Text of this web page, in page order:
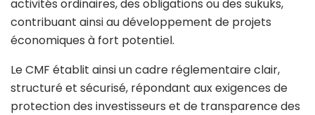
activités ordinaires, des obligations ou des sukuks,
contribuant ainsi au développement de projets
économiques à fort potentiel.
Le CMF établit ainsi un cadre réglementaire clair,
structuré et sécurisé, répondant aux exigences de
protection des investisseurs et de transparence des